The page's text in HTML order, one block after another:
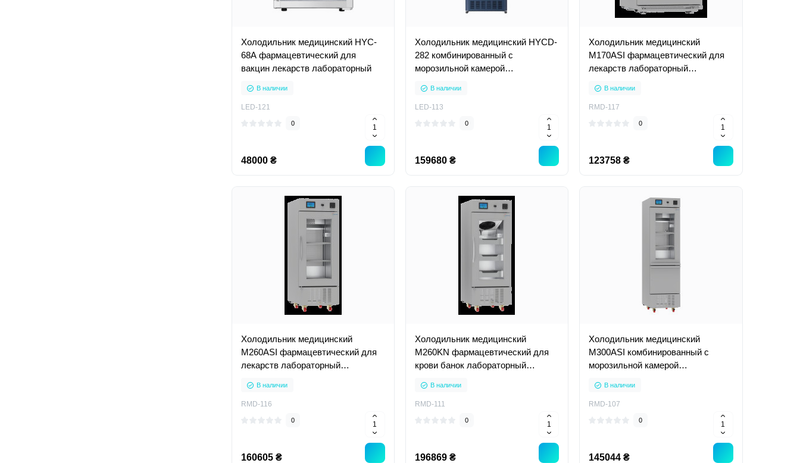
Холодильник медицинский HYC-
68А фармацевтический для
вакцин лекарств лабораторный
В наличии
LED-121
0
48000 ₴
Холодильник медицинский HYCD-
282 комбинированный с
морозильной камерой
лекарств фармацевтический
В наличии
LED-113
0
159680 ₴
Холодильник медицинский
M170ASI фармацевтический для
лекарств лабораторный
В наличии
RMD-117
0
123758 ₴
Холодильник медицинский
M260ASI фармацевтический для
лекарств лабораторный
В наличии
RMD-116
0
160605 ₴
Холодильник медицинский
M260KN фармацевтический для
крови банок лабораторный
В наличии
RMD-111
0
196869 ₴
Холодильник медицинский
M300ASI комбинированный с
морозильной камерой
вакцин лекарств
В наличии
RMD-107
0
145044 ₴